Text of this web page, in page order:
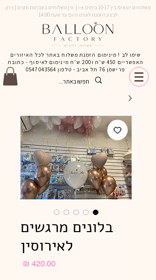
משלוחים יוצאים בין 10-17 בימים א-ו | אין משלוחים בשבתות וחגים | ניתן
לבצע הזמנה לאותו היום עד שעה 14:00
שימו לב ! מינימום הזמנת משלוח באתר לכל האיזורים
האפשריים 450 ש״ח ו200 ש״ח מינימום לאיסוף - כתובת
פרישמן 76 תל אביב - טלפון
0547043564
בלונים מרגשים
לאירוסין